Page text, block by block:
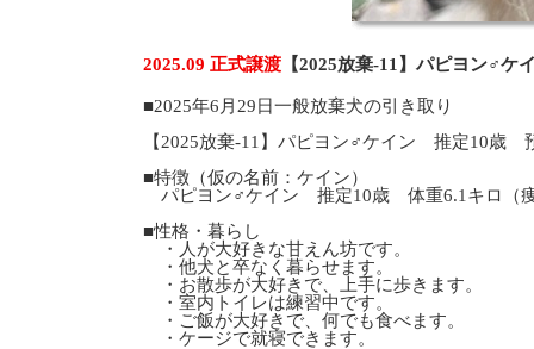
2025.09 正式譲渡 【2025放棄-11】パピヨン♂ケ
■2025年6月29日一般放棄犬の引き取り
【2025放棄-11】パピヨン♂ケイン 推定10歳
■特徴（仮の名前：ケイン）
パピヨン♂ケイン 推定10歳 体重6.1キロ（
■性格・暮らし
・人が大好きな甘えん坊です。
・他犬と卒なく暮らせます。
・お散歩が大好きで、上手に歩きます。
・室内トイレは練習中です。
・ご飯が大好きで、何でも食べます。
・ケージで就寝できます。